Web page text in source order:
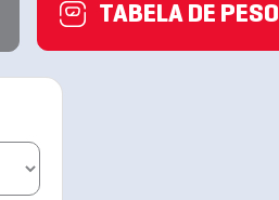
TABELA DE PESO